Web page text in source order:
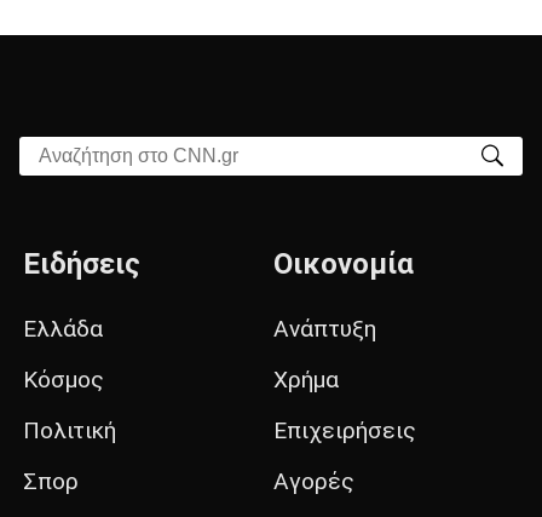
Αναζήτηση στο CNN.gr
Ειδήσεις
Ελλάδα
Κόσμος
Πολιτική
Σπορ
Οικονομία
Ανάπτυξη
Χρήμα
Επιχειρήσεις
Αγορές